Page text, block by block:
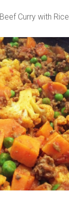
Beef Curry with Rice